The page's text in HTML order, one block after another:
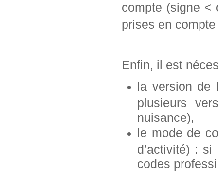
compte (signe <
prises en
Enfin, il est
la version de
plusieurs
nuisance),
le mode de
d’activité) :
codes